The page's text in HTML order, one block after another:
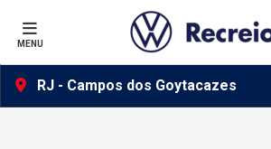
MENU
RJ - Campos dos Goytacazes